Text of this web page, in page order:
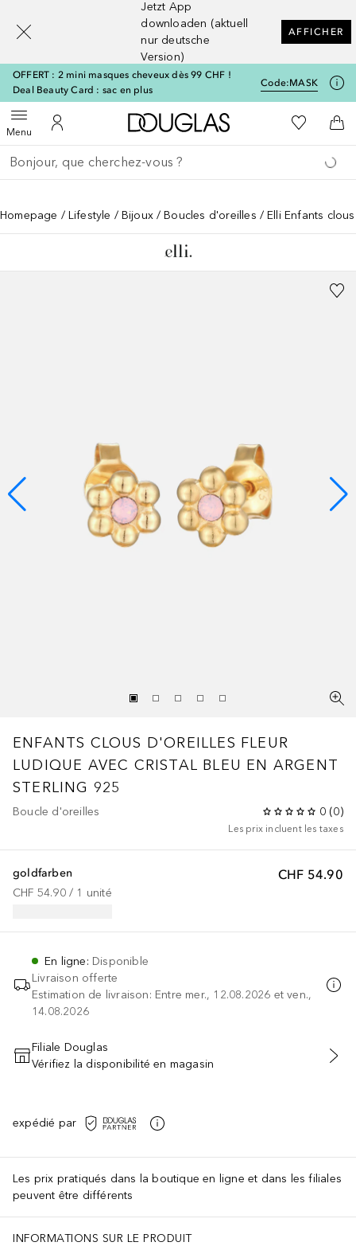
Jetzt App
downloaden (aktuell
nur deutsche
Version)
AFFICHER
OFFERT : 2 mini masques cheveux dès 99 CHF !
Deal Beauty Card : sac en plus
Code:MASK
MenuOuvrir le menuVers Mon Compte
Vers l'accueil Douglas
Vers Ma
Retourner
Exécuter la recherche
Homepage Lifestyle Bijoux Boucles d'oreilles Elli Enfants
ENFANTS CLOUS D'OREILLES FLEUR
LUDIQUE AVEC CRISTAL BLEU EN ARGENT
STERLING 925
Boucle d'oreilles 0 (0)
Les prix incluent les taxes
CHF 54.90
goldfarben
CHF 54.90 / 1 unité
En ligne: Disponible
Livraison offerte
Estimation de livraison: Entre mer., 12.08.2026 et ven.,
14.08.2026
AJOUTER AU PANIER
Filiale Douglas
Vérifiez la disponibilité en magasin
expédié par
Les prix pratiqués dans la boutique en ligne et dans les filiales
peuvent être différents
INFORMATIONS SUR LE PRODUIT
[navigation.slideout.screenreader]